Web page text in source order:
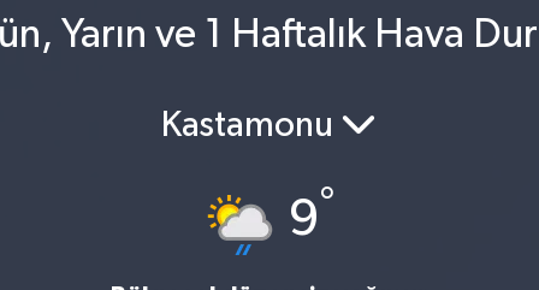
Yarın ve 1 Haftalık Hava
Kastamonu
9°